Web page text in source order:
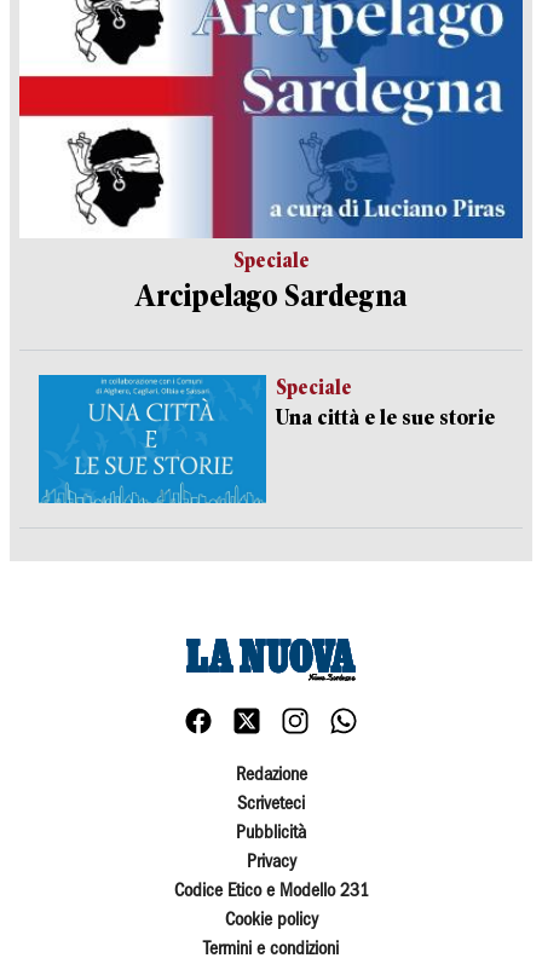
Speciale
Arcipelago Sardegna
Speciale
Una città e le sue storie
Redazione
Scriveteci
Pubblicità
Privacy
Codice Etico e Modello 231
Cookie policy
Termini e condizioni